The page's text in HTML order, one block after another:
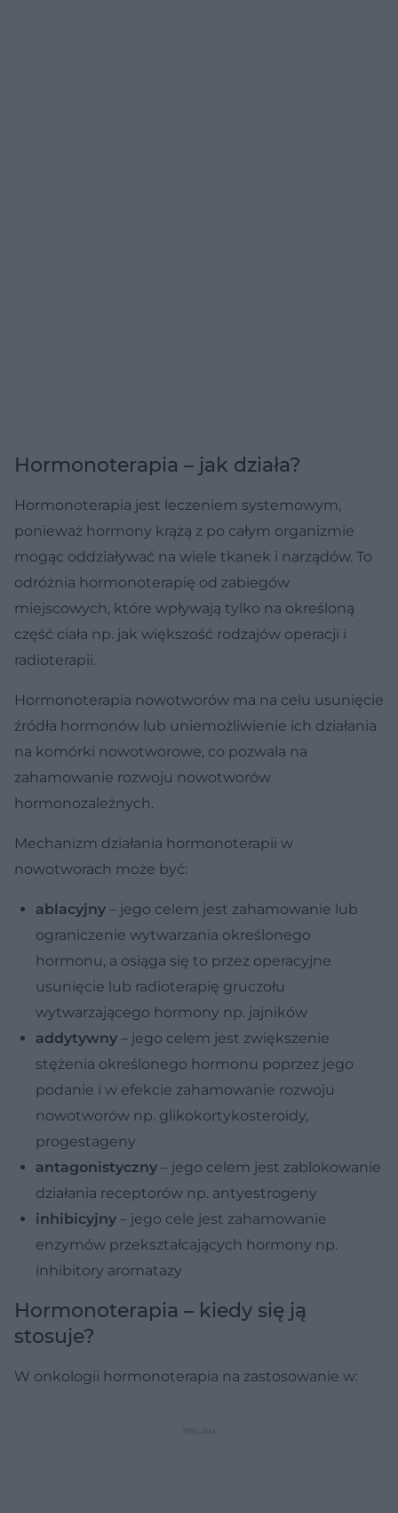
Hormonoterapia – jak działa?
Hormonoterapia jest leczeniem systemowym,
ponieważ hormony krążą z po całym organizmie
mogąc oddziaływać na wiele tkanek i narządów. To
odróżnia hormonoterapię od zabiegów
miejscowych, które wpływają tylko na określoną
część ciała np. jak większość rodzajów operacji i
radioterapii.
Hormonoterapia nowotworów ma na celu usunięcie
źródła hormonów lub uniemożliwienie ich działania
na komórki nowotworowe, co pozwala na
zahamowanie rozwoju nowotworów
hormonozależnych.
Mechanizm działania hormonoterapii w
nowotworach może być:
ablacyjny – jego celem jest zahamowanie lub
ograniczenie wytwarzania określonego
hormonu, a osiąga się to przez operacyjne
usunięcie lub radioterapię gruczołu
wytwarzającego hormony np. jajników
addytywny – jego celem jest zwiększenie
stężenia określonego hormonu poprzez jego
podanie i w efekcie zahamowanie rozwoju
nowotworów np. glikokortykosteroidy,
progestageny
antagonistyczny – jego celem jest zablokowanie
działania receptorów np. antyestrogeny
inhibicyjny – jego cele jest zahamowanie
enzymów przekształcających hormony np.
inhibitory aromatazy
Hormonoterapia – kiedy się ją
stosuje?
W onkologii hormonoterapia na zastosowanie w: